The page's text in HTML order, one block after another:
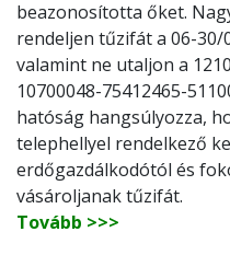
beazonosította őket.
rendeljen tűzifát a 06-
valamint ne utaljon a
10700048-75412465-
hatóság hangsúlyozza,
telephellyel rendelkező
erdőgazdálkodótól és
vásároljanak tűzifát.
Tovább >>>